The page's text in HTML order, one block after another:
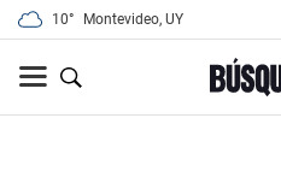
10° Montevideo, UY